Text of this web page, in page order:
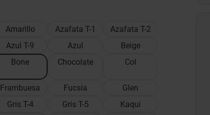
Amarillo Azafata T-1
Azafata T-2
Azul T-9 Azul
Beige
Bone Chocolate Col
Frambuesa Fucsia
Glen
Gris T-4 Gris T-5
Kaqui